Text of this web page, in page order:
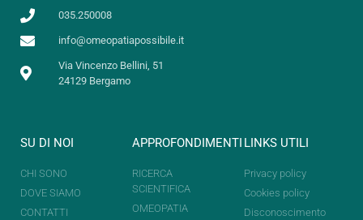
035.250008
info@omeopatiapossibile.it
Via Vincenzo Bellini, 51
24129 Bergamo
SU DI NOI
CHI SONO
DOVE SIAMO
CONTATTI
APPROFONDIMENTI
RICERCA
SCIENTIFICA
OMEOPATIA
LINKS UTILI
Privacy policy
Cookies policy
Disconoscimento